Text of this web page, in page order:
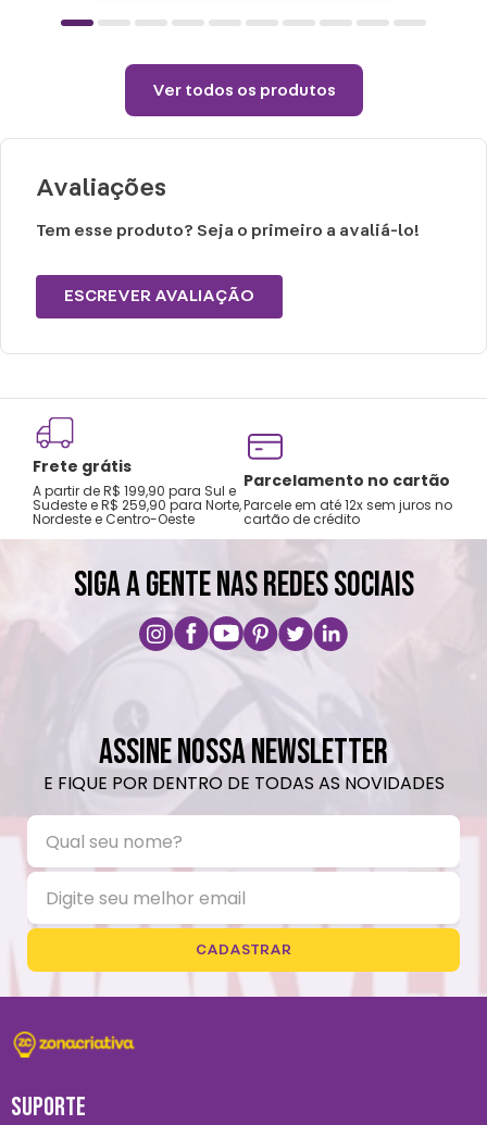
secadora.
Não limpar a seco.
Ver todos os produtos
Avaliações
Tem esse produto? Seja o primeiro a avaliá-lo!
ESCREVER AVALIAÇÃO
Frete grátis
A partir de R$ 199,90 para Sul e
Sudeste e R$ 259,90 para Norte,
Nordeste e Centro-Oeste
Parcelamento no cartão
Parcele em até 12x sem juros no
cartão de crédito
SIGA A GENTE NAS REDES SOCIAIS
ASSINE NOSSA NEWSLETTER
E FIQUE POR DENTRO DE TODAS AS NOVIDADES
CADASTRAR
SUPORTE